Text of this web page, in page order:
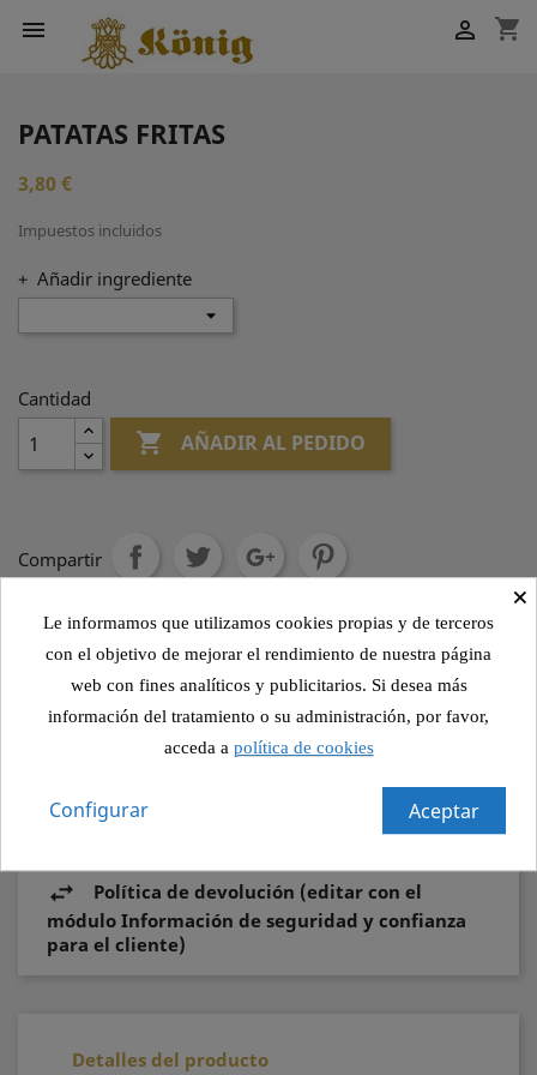
 shopping_cart

PATATAS FRITAS
3,80 €
Impuestos incluidos
+ Añadir ingrediente
Cantidad
 AÑADIR AL PEDIDO
Compartir
Política de seguridad (editar con el módulo
Información de seguridad y confianza para el
cliente)
Información de seguridad y confianza para el
cliente)
Política de devolución (editar con el
módulo Información de seguridad y confianza
para el cliente)
Detalles del producto
×
Le informamos que utilizamos cookies propias y de terceros
con el objetivo de mejorar el rendimiento de nuestra página
web con fines analíticos y publicitarios. Si desea más
información del tratamiento o su administración, por favor,
acceda a política de cookies
Aceptar
Configurar